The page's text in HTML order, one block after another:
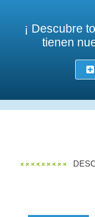
¡ Descubre
tienen